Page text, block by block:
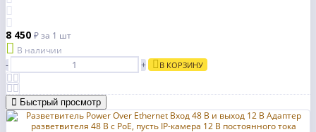
8 450 ₽за 1 шт
В наличии
-
+ В КОРЗИНУ
Быстрый просмотр